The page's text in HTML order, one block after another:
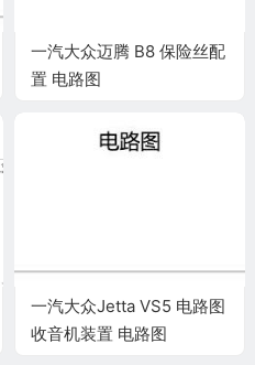
一汽大众迈腾 B8 保险丝配
置 电路图
一汽大众Jetta VS5 电路图
收音机装置 电路图